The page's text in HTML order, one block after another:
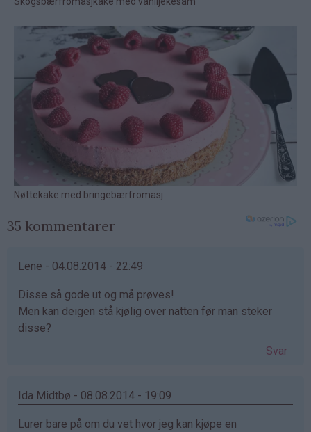
35 kommentarer
Lene - 04.08.2014 - 22:49
Disse så gode ut og må prøves!
Men kan deigen stå kjølig over natten før man steker
disse?
Svar
Ida Midtbø - 08.08.2014 - 19:09
Lurer bare på om du vet hvor jeg kan kjøpe en